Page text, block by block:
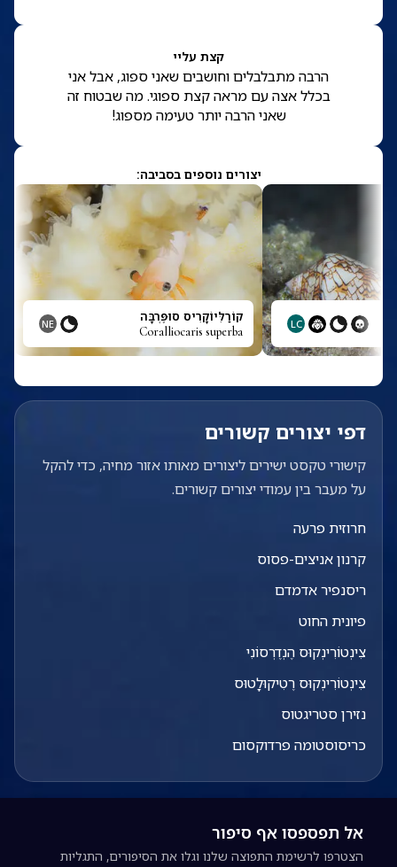
קצת עליי
הרבה מתבלבלים וחושבים שאני ספוג, אבל אני
בכלל אצה עם מראה קצת ספוגי. מה שבטוח זה
שאני הרבה יותר טעימה מספוג!
יצורים נוספים בסביבה:
LC קוֹרַלִּיוֹקָרִיס סוּפֶּרְבָּה
Coralliocaris superba
NE
דפי יצורים קשורים
קישורי טקסט ישירים ליצורים מאותו אזור מחיה, כדי להקל
על מעבר בין עמודי יצורים קשורים.
חרוזית פרעה
קרנון אניצים-פסוס
ריסנפיר אדמדם
פיונית החוט
צִינְטוֹרִינְקוּס הֶנְדֶרְסוֹנִי
צִינְטוֹרִינְקוּס רֶטִיקוּלָטוּס
נזירן סטריגטוס
כריסוסטומה פרדוקסום
אל תפספסו אף סיפור
הצטרפו לרשימת התפוצה שלנו וגלו את הסיפורים, התגליות